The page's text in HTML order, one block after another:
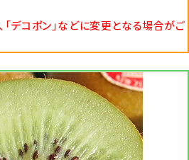
デコポン」などに変更となる場合がご